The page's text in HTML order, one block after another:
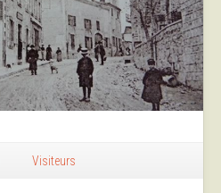
Visiteurs